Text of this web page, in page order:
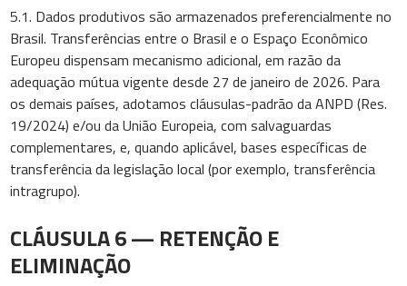
5.1. Dados produtivos são armazenados preferencialmente no
Brasil. Transferências entre o Brasil e o Espaço Econômico
Europeu dispensam mecanismo adicional, em razão da
adequação mútua vigente desde 27 de janeiro de 2026. Para
os demais países, adotamos cláusulas-padrão da ANPD (Res.
19/2024) e/ou da União Europeia, com salvaguardas
complementares, e, quando aplicável, bases específicas de
transferência da legislação local (por exemplo, transferência
intragrupo).
CLÁUSULA 6 — RETENÇÃO E
ELIMINAÇÃO